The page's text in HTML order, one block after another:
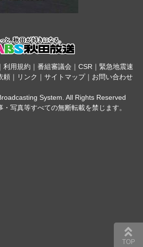
｜ 利用規約 ｜ 番組審議会 ｜ CSR｜ 緊急地震速
頼 ｜ リンク ｜ サイトマップ｜ お問い合わせ
System. All Rights Reserved
写真等すべての無断転載を禁じます。